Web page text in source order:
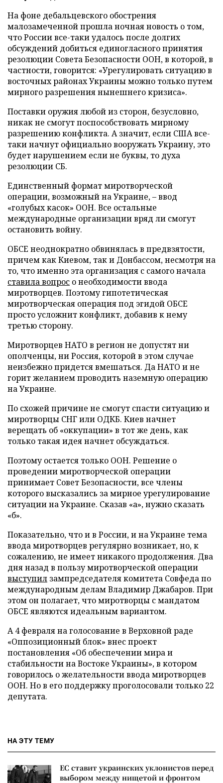
На фоне дебальцевского обострения
малозамеченной прошла ночная новость о том,
что России все-таки удалось после долгих
обсуждений добиться единогласного принятия
резолюции Совета Безопасности ООН, в которой, в
частности, говорится: «Урегулировать ситуацию в
восточных районах Украины можно только путем
мирного разрешения нынешнего кризиса».
Поставки оружия любой из сторон, безусловно,
никак не смогут поспособствовать мирному
разрешению конфликта. А значит, если США все-
таки начнут официально вооружать Украину, это
будет нарушением если не буквы, то духа
резолюции СБ.
Единственный формат миротворческой
операции, возможный на Украине, – ввод
«голубых касок» ООН. Все остальные
международные организации вряд ли смогут
остановить войну.
ОБСЕ неоднократно обвинялась в предвзятости,
причем как Киевом, так и Донбассом, несмотря на
то, что именно эта организация с самого начала
ставила вопрос о необходимости ввода
миротворцев. Поэтому гипотетическая
миротворческая операция под эгидой ОБСЕ
просто усложнит конфликт, добавив к нему
третью сторону.
Миротворцев НАТО в регион не допустят ни
ополченцы, ни Россия, которой в этом случае
неизбежно придется вмешаться. Да НАТО и не
горит желанием проводить наземную операцию
на Украине.
По схожей причине не смогут спасти ситуацию и
миротворцы СНГ или ОДКБ. Киев начнет
верещать об «оккупации» в тот же день, как
только такая идея начнет обсуждаться.
Поэтому остается только ООН. Решение о
проведении миротворческой операции
принимает Совет Безопасности, все члены
которого высказались за мирное урегулирование
ситуации на Украине. Сказав «а», нужно сказать
«б».
Показательно, что и в России, и на Украине тема
ввода миротворцев регулярно возникает, но, к
сожалению, не имеет никакого продолжения. Два
дня назад в пользу миротворческой операции
выступил зампредседателя комитета Совфеда по
международным делам Владимир Джабаров. При
этом он полагает, что миротворцы с мандатом
ОБСЕ являются идеальным вариантом.
А 4 февраля на голосование в Верховной раде
«Оппозиционный блок» внес проект
постановления «Об обеспечении мира и
стабильности на Востоке Украины», в котором
говорилось о желательности ввода миротворцев
ООН. Но в его поддержку проголосовали только 22
депутата.
НА ЭТУ ТЕМУ
ЕС ставит украинских уклонистов перед
выбором между нищетой и фронтом